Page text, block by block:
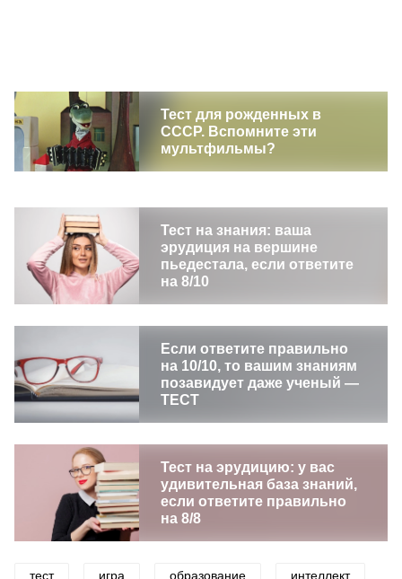
Тест для рожденных в
СССР. Вспомните эти
мультфильмы?
Тест на знания: ваша
эрудиция на вершине
пьедестала, если ответите
на 8/10
Если ответите правильно
на 10/10, то вашим знаниям
позавидует даже ученый —
ТЕСТ
Тест на эрудицию: у вас
удивительная база знаний,
если ответите правильно
на 8/8
тест игра образование интеллект